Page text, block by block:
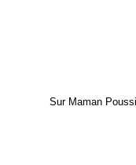
Sur Maman